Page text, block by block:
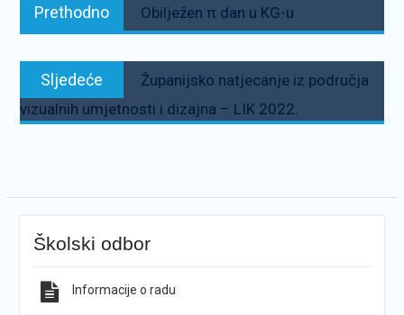
objava
Prethodno Obilježen π dan u KG-u
Sljedeće Sljedeće:
Županijsko natjecanje iz područja
vizualnih umjetnosti i dizajna – LIK 2022.
Školski odbor
Informacije o radu